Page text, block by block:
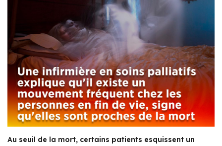
Au seuil de la mort, certains patients esquissent un